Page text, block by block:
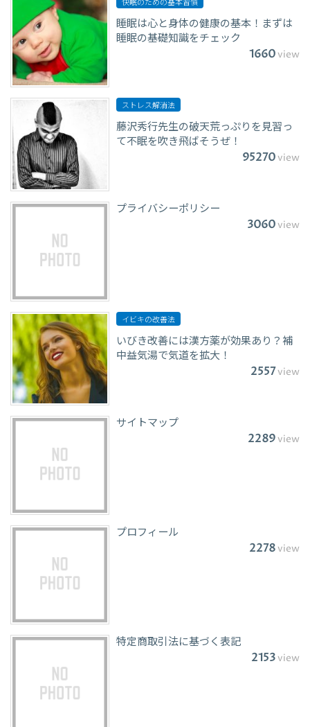
快眠のための基本習慣
睡眠は心と身体の健康の基本！まずは
睡眠の基礎知識をチェック
1660view
ストレス解消法
藤沢秀行先生の破天荒っぷりを見習っ
て不眠を吹き飛ばそうぜ！
95270view
プライバシーポリシー
3060view
イビキの改善法
いびき改善には漢方薬が効果あり？補
中益気湯で気道を拡大！
2557view
サイトマップ
2289view
プロフィール
2278view
特定商取引法に基づく表記
2153view